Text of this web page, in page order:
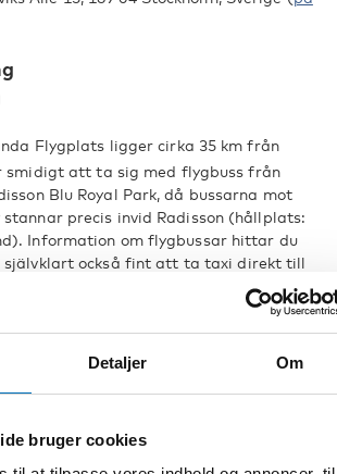
Detaljer Om
bruger cookies
Flygplats ligger cirka 35 km från
smidigt att ta sig med flygbuss från
Blu Royal Park, då bussarna mot
stannar precis invid Radisson (hållplats:
Information om flygbussar hittar du
självklart också fint att ta taxi direkt till
Priset ska då ligga mellan 495 och
följande taxibolag: Taxi
Taxi eller Taxi Kurir. Taxi finns i direkt
Flygplats ligger 8 km från hotellet
är pålitliga: Taxi Stockholm, Sverige